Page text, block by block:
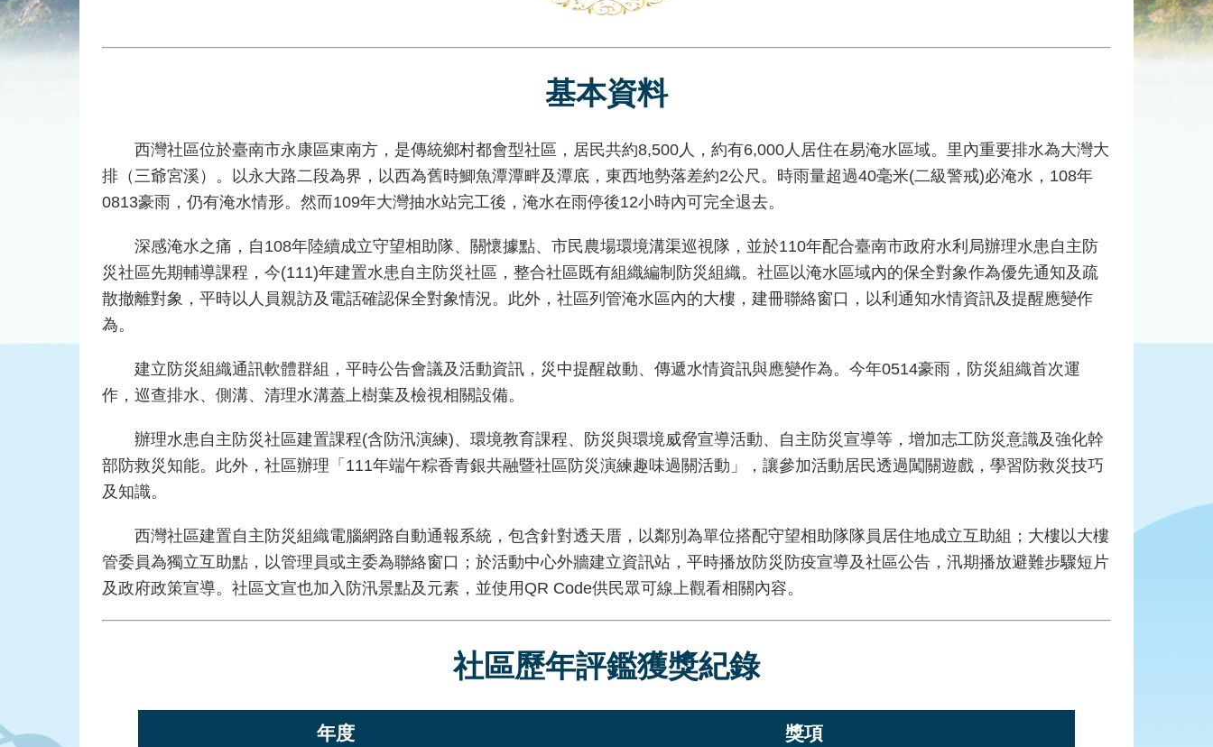
基本資料
西灣社區位於臺南市永康區東南方，是傳統鄉村都會型社區，居民共約8,500人，約有6,000人居住在易淹水區域。里內重要排水為大灣大
排（三爺宮溪）。以永大路二段為界，以西為舊時鯽魚潭潭畔及潭底，東西地勢落差約2公尺。時雨量超過40毫米(二級警戒)必淹水，108年
0813豪雨，仍有淹水情形。然而109年大灣抽水站完工後，淹水在雨停後12小時內可完全退去。
深感淹水之痛，自108年陸續成立守望相助隊、關懷據點、市民農場環境溝渠巡視隊，並於110年配合臺南市政府水利局辦理水患自主防
災社區先期輔導課程，今(111)年建置水患自主防災社區，整合社區既有組織編制防災組織。社區以淹水區域內的保全對象作為優先通知及疏
散撤離對象，平時以人員親訪及電話確認保全對象情況。此外，社區列管淹水區內的大樓，建冊聯絡窗口，以利通知水情資訊及提醒應變作
為。
建立防災組織通訊軟體群組，平時公告會議及活動資訊，災中提醒啟動、傳遞水情資訊與應變作為。今年0514豪雨，防災組織首次運
作，巡查排水、側溝、清理水溝蓋上樹葉及檢視相關設備。
辦理水患自主防災社區建置課程(含防汛演練)、環境教育課程、防災與環境威脅宣導活動、自主防災宣導等，增加志工防災意識及強化幹
部防救災知能。此外，社區辦理「111年端午粽香青銀共融暨社區防災演練趣味過關活動」，讓參加活動居民透過闖關遊戲，學習防救災技巧
及知識。
西灣社區建置自主防災組織電腦網路自動通報系統，包含針對透天厝，以鄰別為單位搭配守望相助隊隊員居住地成立互助組；大樓以大樓
管委員為獨立互助點，以管理員或主委為聯絡窗口；於活動中心外牆建立資訊站，平時播放防災防疫宣導及社區公告，汛期播放避難步驟短片
及政府政策宣導。社區文宣也加入防汛景點及元素，並使用QR Code供民眾可線上觀看相關內容。
社區歷年評鑑獲獎紀錄
年度 獎項